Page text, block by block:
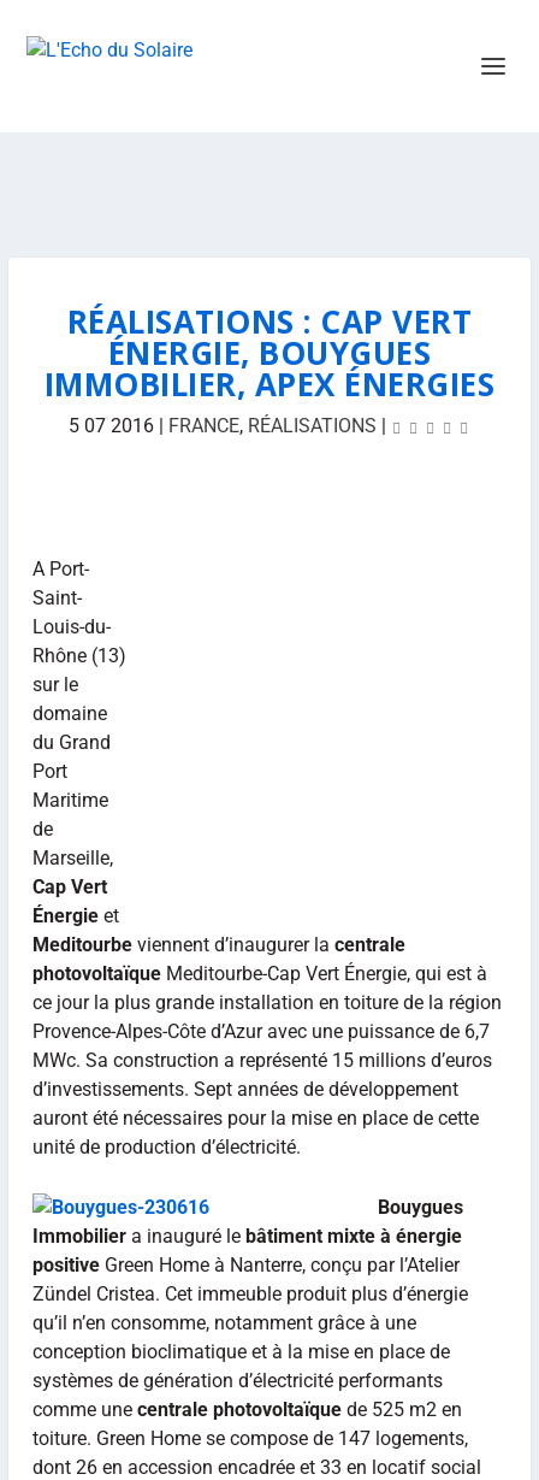
RÉALISATIONS : CAP VERT
ÉNERGIE, BOUYGUES
IMMOBILIER, APEX ÉNERGIES
5 07 2016| FRANCE, RÉALISATIONS |
A Port-
Saint-
Louis-du-
Rhône (13)
sur le
domaine
du Grand
Port
Maritime
de
Marseille,
Cap Vert
Énergieet
Meditourbeviennent d’inaugurer la centrale
photovoltaïqueMeditourbe-Cap Vert Énergie, qui est à
ce jour la plus grande installation en toiture de la région
Provence-Alpes-Côte d’Azur avec une puissance de 6,7
MWc. Sa construction a représenté 15 millions d’euros
d’investissements. Sept années de développement
auront été nécessaires pour la mise en place de cette
unité de production d’électricité.
Bouygues
Immobiliera inauguré le bâtiment mixte à énergie
positiveGreen Home à Nanterre, conçu par l’Atelier
Zündel Cristea. Cet immeuble produit plus d’énergie
qu’il n’en consomme, notamment grâce à une
conception bioclimatique et à la mise en place de
systèmes de génération d’électricité performants
comme une centrale photovoltaïquede 525 m2 en
toiture. Green Home se compose de 147 logements,
dont 26 en accession encadrée et 33 en locatif social